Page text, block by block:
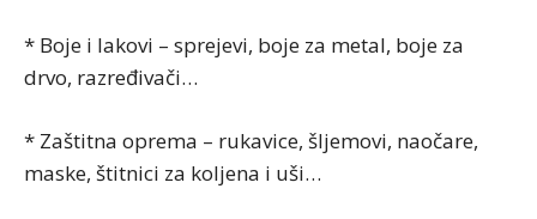
* Boje i lakovi – sprejevi, boje za metal, boje za
drvo, razređivači…
* Zaštitna oprema – rukavice, šljemovi, naočare,
maske, štitnici za koljena i uši…